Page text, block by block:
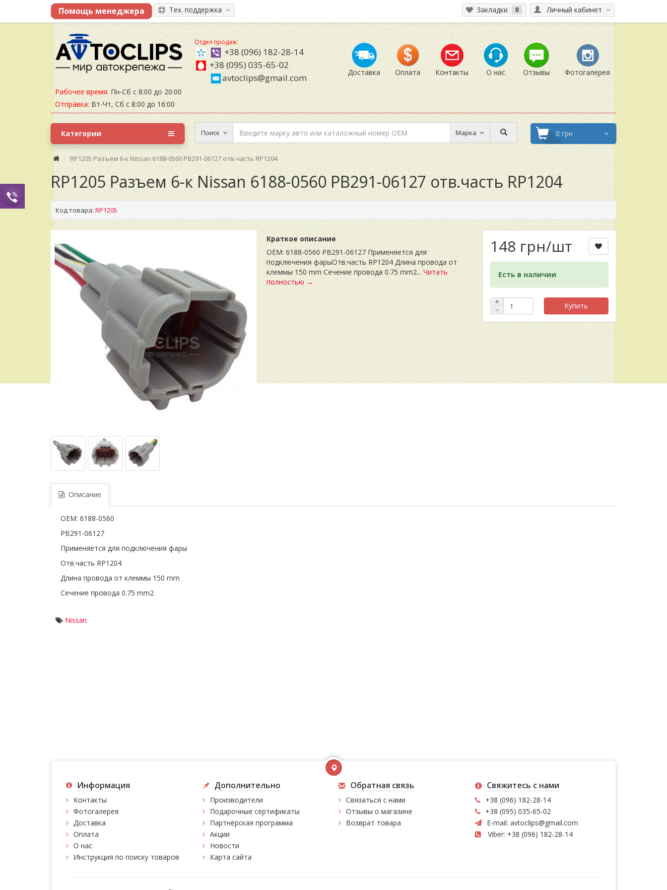
Личный кабинет
Тех. поддержка Закладки 0
Рабочее время: Пн-Сб с 8:00 до 20:00
Отправка: Вт-Чт, Сб с 8:00 до 16:00
Отдел продаж:
+38 (096) 182-28-14
+38 (095) 035-65-02
avtoclips@gmail.com
Доставка Оплата Контакты О нас Отзывы Фотогалерея
Поиск Марка 0 грн
Категории
RP1205 Разъем 6-к Nissan 6188-0560 PB291-06127 отв.часть RP1204
RP1205 Разъем 6-к Nissan 6188-0560 PB291-06127 отв.часть RP1204
Код товара: RP1205
Краткое описание
OEM: 6188-0560 PB291-06127 Применяется для
подключения фарыОтв.часть RP1204 Длина провода от
клеммы 150 mm Сечение провода 0.75 mm2... Читать
полностью →
148 грн/шт
Есть в наличии
+
−
Купить
Описание
OEM: 6188-0560
PB291-06127
Применяется для подключения фары
Отв.часть RP1204
Длина провода от клеммы 150 mm
Сечение провода 0.75 mm2
Nissan
Информация
Контакты
Фотогалерея
Доставка
Оплата
О нас
Инструкция по поиску товаров
Дополнительно
Производители
Подарочные сертификаты
Партнёрская программа
Акции
Новости
Карта сайта
Обратная связь
Связаться с нами
Отзывы о магазине
Возврат товара
Свяжитесь с нами
+38 (096) 182-28-14
+38 (095) 035-65-02
E-mail: avtoclips@gmail.com
Viber: +38 (096) 182-28-14